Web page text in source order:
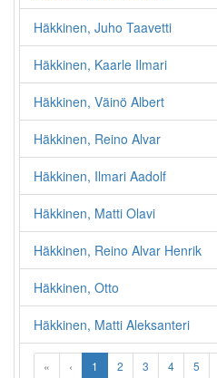
Häkkinen, Juho Taavetti
Häkkinen, Kaarle Ilmari
Häkkinen, Väinö Albert
Häkkinen, Reino Alvar
Häkkinen, Ilmari Aadolf
Häkkinen, Matti Olavi
Häkkinen, Reino Alvar Henrik
Häkkinen, Otto
Häkkinen, Matti Aleksanteri
« ‹ 1 2 3 4 5